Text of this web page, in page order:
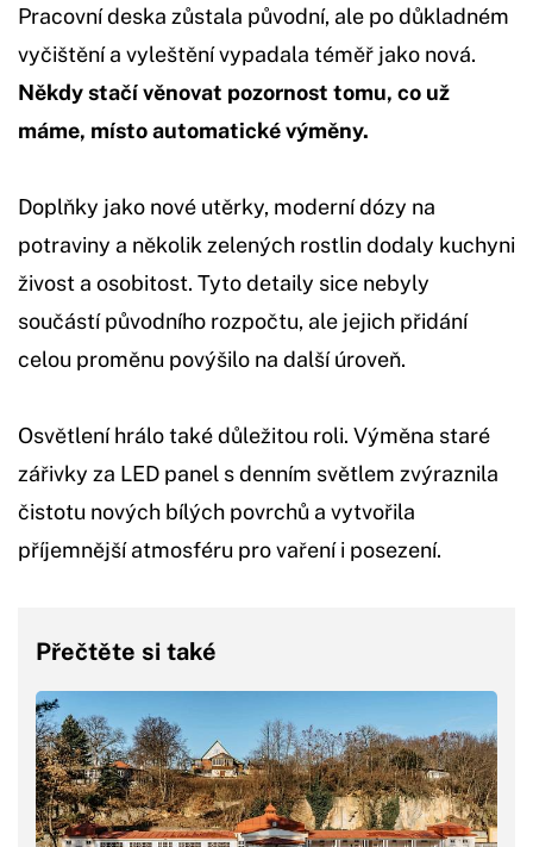
Pracovní deska zůstala původní, ale po důkladném
vyčištění a vyleštění vypadala téměř jako nová.
Někdy stačí věnovat pozornost tomu, co už
máme, místo automatické výměny.
Doplňky jako nové utěrky, moderní dózy na
potraviny a několik zelených rostlin dodaly kuchyni
živost a osobitost. Tyto detaily sice nebyly
součástí původního rozpočtu, ale jejich přidání
celou proměnu povýšilo na další úroveň.
Osvětlení hrálo také důležitou roli. Výměna staré
zářivky za LED panel s denním světlem zvýraznila
čistotu nových bílých povrchů a vytvořila
příjemnější atmosféru pro vaření i posezení.
Přečtěte si také